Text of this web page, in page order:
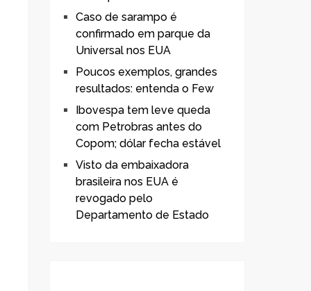
Caso de sarampo é
confirmado em parque da
Universal nos EUA
Poucos exemplos, grandes
resultados: entenda o Few
Ibovespa tem leve queda
com Petrobras antes do
Copom; dólar fecha estável
Visto da embaixadora
brasileira nos EUA é
revogado pelo
Departamento de Estado